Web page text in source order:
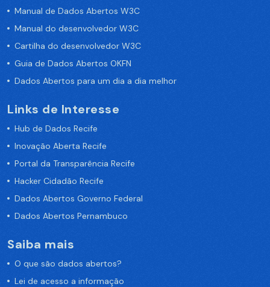
Manual de Dados Abertos W3C
Manual do desenvolvedor W3C
Cartilha do desenvolvedor W3C
Guia de Dados Abertos OKFN
Dados Abertos para um dia a dia melhor
Links de Interesse
Hub de Dados Recife
Inovação Aberta Recife
Portal da Transparência Recife
Hacker Cidadão Recife
Dados Abertos Governo Federal
Dados Abertos Pernambuco
Saiba mais
O que são dados abertos?
Lei de acesso a informação